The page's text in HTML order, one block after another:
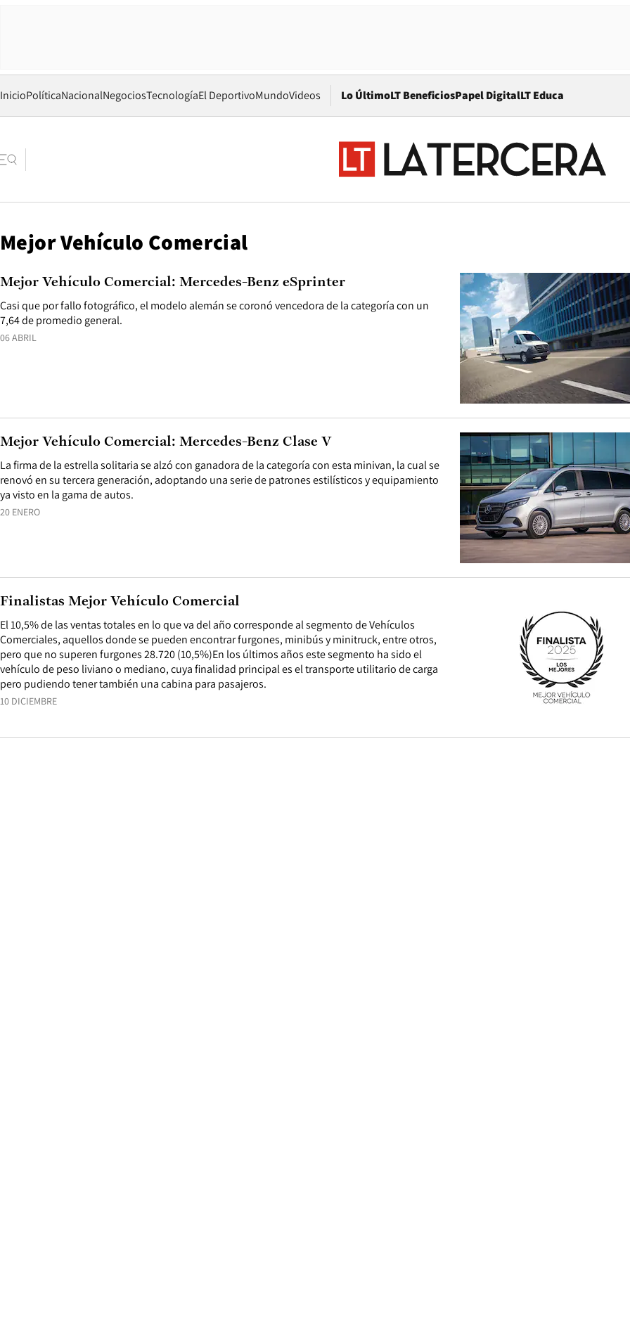
InicioPolíticaNacionalNegociosTecnologíaEl DeportivoMundoVideos Lo ÚltimoLT BeneficiosPapel DigitalOpens in new window
LT Educa
Mejor Vehículo Comercial
06 ABRIL
Casi que por fallo fotográfico, el modelo alemán se coronó vencedora de la categoría con un
7,64 de promedio general.
Mejor Vehículo Comercial: Mercedes-Benz eSprinter
20 ENERO
La firma de la estrella solitaria se alzó con ganadora de la categoría con esta minivan, la cual se
renovó en su tercera generación, adoptando una serie de patrones estilísticos y equipamiento
ya visto en la gama de autos.
Mejor Vehículo Comercial: Mercedes-Benz Clase V
10 DICIEMBRE
El 10,5% de las ventas totales en lo que va del año corresponde al segmento de Vehículos
Comerciales, aquellos donde se pueden encontrar furgones, minibús y minitruck, entre otros,
pero que no superen furgones 28.720 (10,5%)En los últimos años este segmento ha sido el
vehículo de peso liviano o mediano, cuya finalidad principal es el transporte utilitario de carga
pero pudiendo tener también una cabina para pasajeros.
Finalistas Mejor Vehículo Comercial